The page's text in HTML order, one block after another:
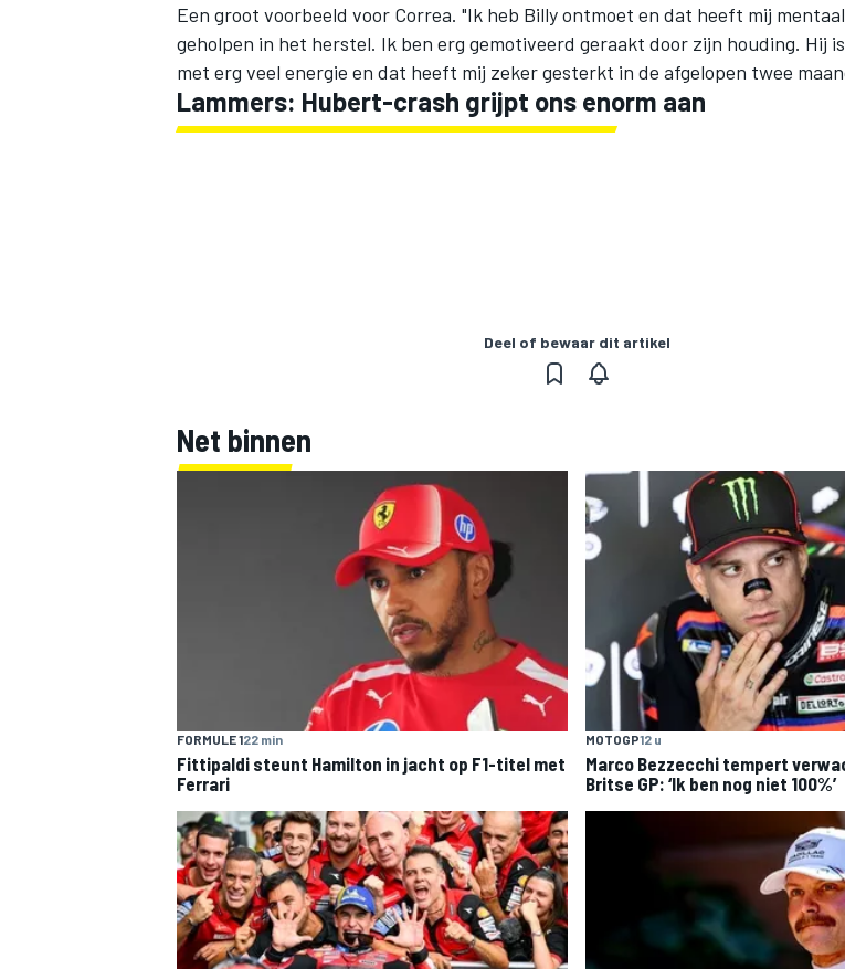
MEER RACEKLASSEN
Een groot voorbeeld voor Correa. "Ik heb Billy ontmoet en dat heeft mij
geholpen in het herstel. Ik ben erg gemotiveerd geraakt door zijn houding. Hij
met erg veel energie en dat heeft mij zeker gesterkt in de afgelopen twee
Lammers: Hubert-crash grijpt ons enorm aan
Deel of bewaar dit artikel
Net binnen
FORMULE 122 min
Fittipaldi steunt Hamilton in jacht op F1-titel met
Ferrari
MOTOGP12 u
Marco Bezzecchi tempert
Britse GP: ‘Ik ben nog niet 100%’